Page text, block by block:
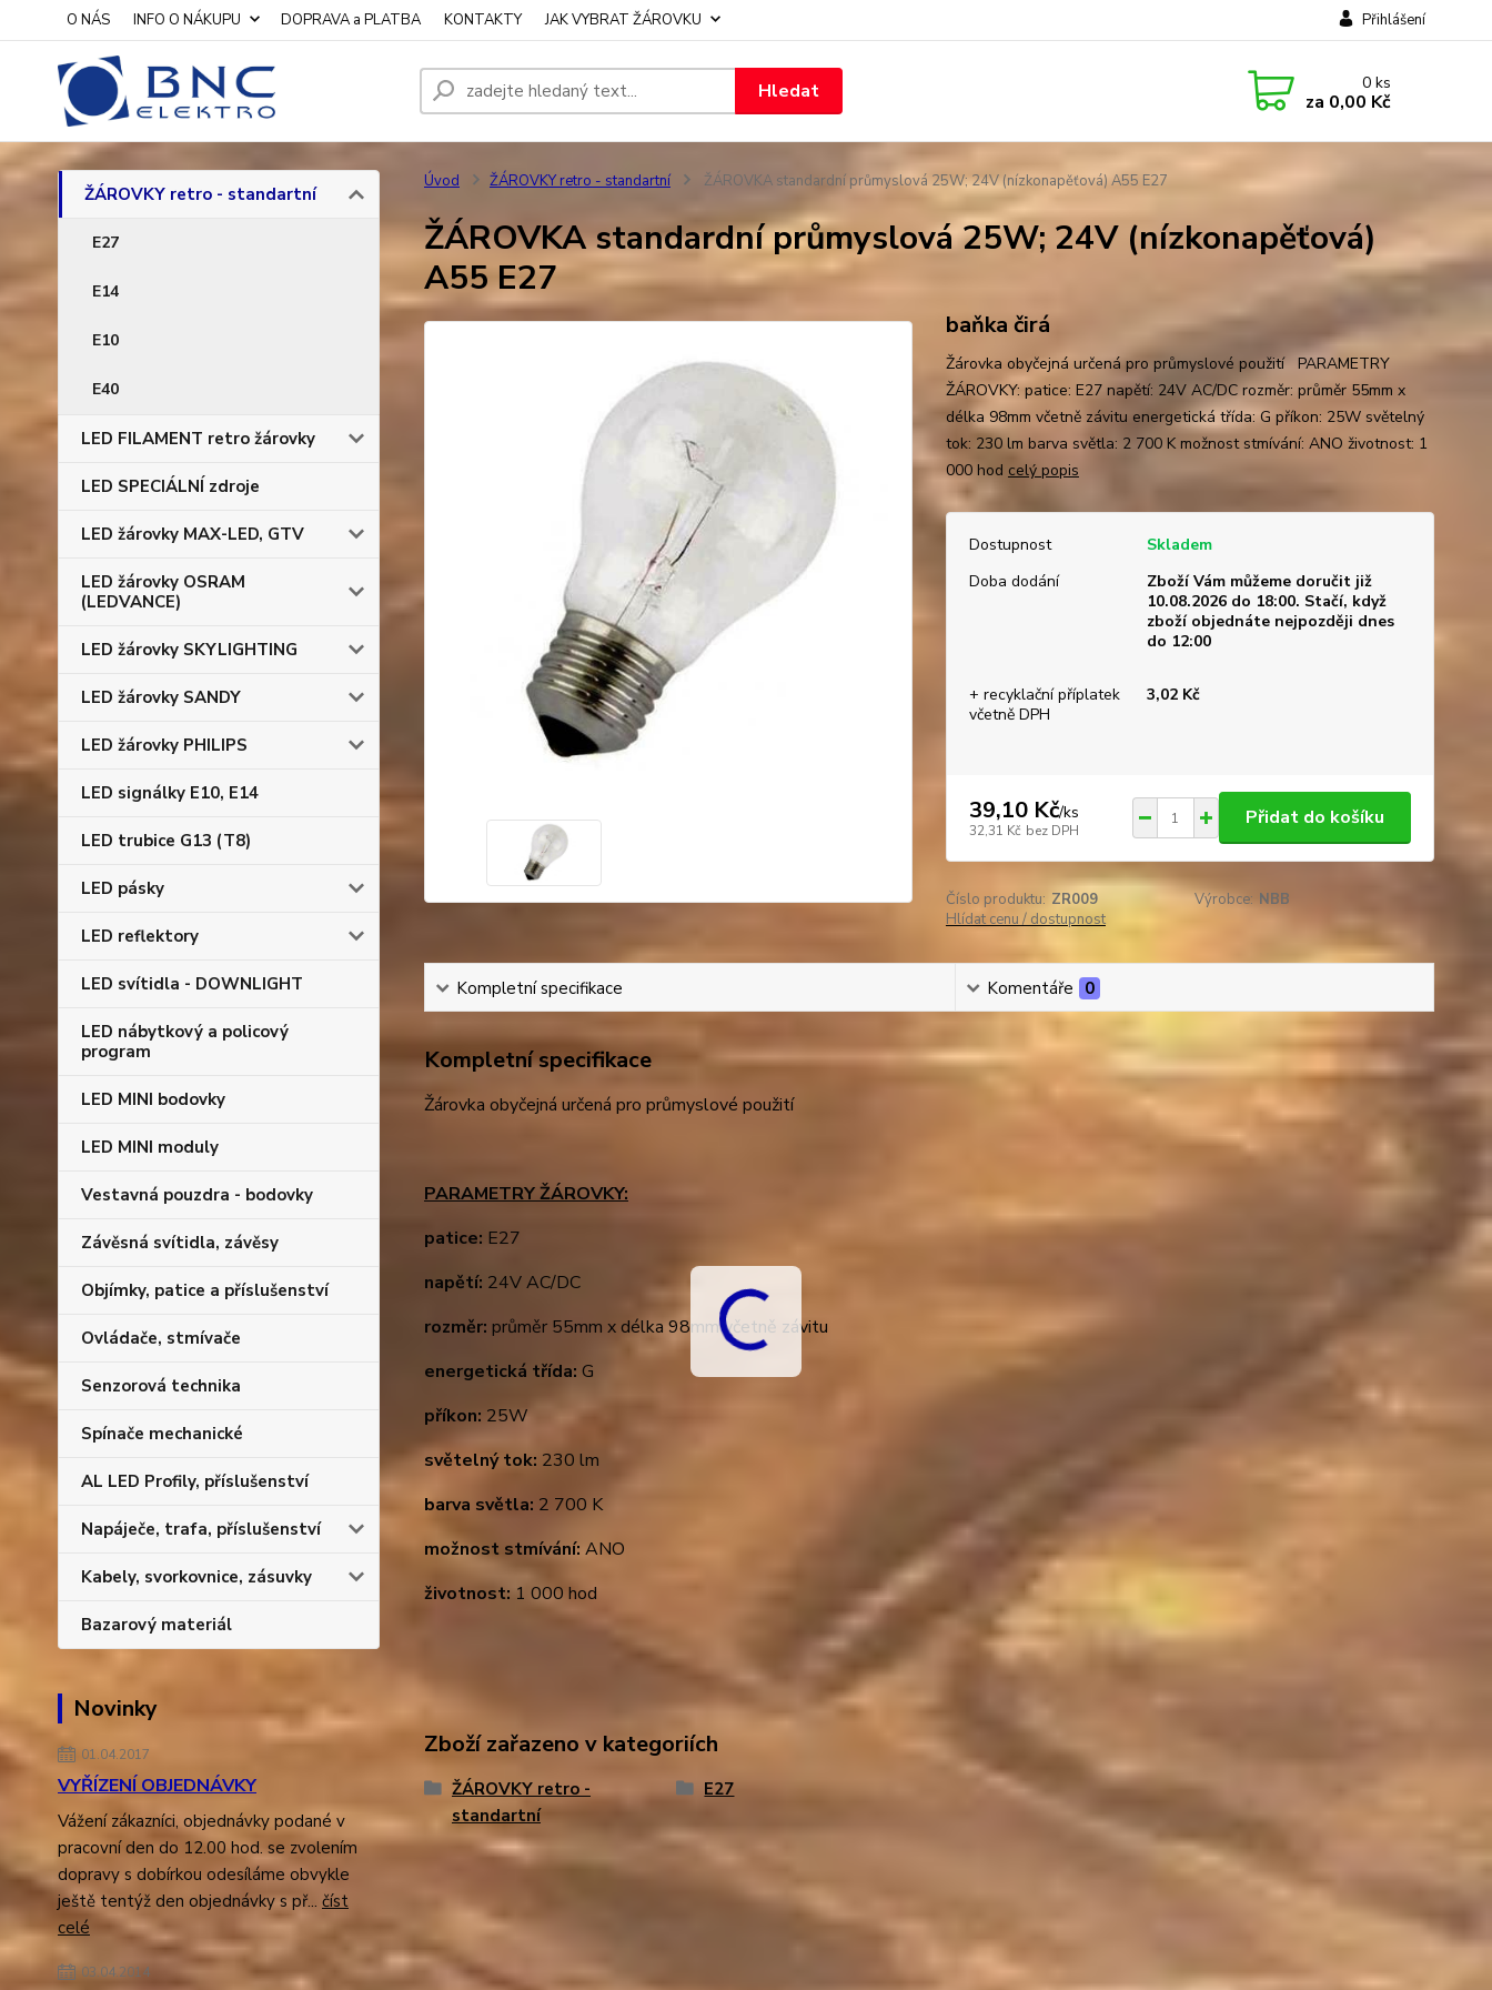
O NÁS INFO O NÁKUPU DOPRAVA a PLATBA KONTAKTY JAK VYBRAT ŽÁROVKU Přihlášení
Hledat 0ks
za 0,00 Kč
ŽÁROVKY retro - standartní
E27
E14
E10
E40
LED FILAMENT retro žárovky
LED SPECIÁLNÍ zdroje
LED žárovky MAX-LED, GTV
LED žárovky OSRAM
(LEDVANCE)
LED žárovky SKYLIGHTING
LED žárovky SANDY
LED žárovky PHILIPS
LED signálky E10, E14
LED trubice G13 (T8)
LED pásky
LED reflektory
LED svítidla - DOWNLIGHT
LED nábytkový a policový
program
LED MINI bodovky
LED MINI moduly
Vestavná pouzdra - bodovky
Závěsná svítidla, závěsy
Objímky, patice a příslušenství
Ovládače, stmívače
Senzorová technika
Spínače mechanické
AL LED Profily, příslušenství
Napáječe, trafa, příslušenství
Kabely, svorkovnice, zásuvky
Bazarový materiál
Novinky
01.04.2017
VYŘÍZENÍ OBJEDNÁVKY
Vážení zákazníci, objednávky podané v
pracovní den do 12.00 hod. se zvolením
dopravy s dobírkou odesíláme obvykle
ještě tentýž den objednávky s př... číst
celé
03.04.2014
Úvod ŽÁROVKY retro - standartní ŽÁROVKA standardní průmyslová 25W; 24V (nízkonapěťová) A55 E27
ŽÁROVKA standardní průmyslová 25W; 24V (nízkonapěťová)
A55 E27
baňka čirá
Žárovka obyčejná určená pro průmyslové použití PARAMETRY
ŽÁROVKY: patice: E27 napětí: 24V AC/DC rozměr: průměr 55mm x
délka 98mm včetně závitu energetická třída: G příkon: 25W světelný
tok: 230 lm barva světla: 2 700 K možnost stmívání: ANO životnost: 1
000 hod celý popis
Dostupnost
Skladem
Doba dodání
Zboží Vám můžeme doručit již
10.08.2026 do 18:00. Stačí, když
zboží objednáte nejpozději dnes
do 12:00
+ recyklační příplatek
včetně DPH
3,02 Kč
39,10 Kč/ks
32,31 Kč bez DPH
Přidat do košíku
Číslo produktu: ZR009 Výrobce: NBB
Hlídat cenu / dostupnost
Kompletní specifikace Komentáře 0
Kompletní specifikace
Žárovka obyčejná určená pro průmyslové použití
PARAMETRY ŽÁROVKY:
patice: E27
napětí: 24V AC/DC
rozměr: průměr 55mm x délka 98mm včetně závitu
energetická třída: G
příkon: 25W
světelný tok: 230 lm
barva světla: 2 700 K
možnost stmívání: ANO
životnost: 1 000 hod
Zboží zařazeno v kategoriích
ŽÁROVKY retro -
standartní
E27